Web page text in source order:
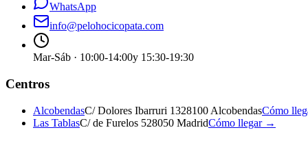
WhatsApp
info@pelohocicopata.com
Mar-Sáb · 10:00-14:00y 15:30-19:30
Centros
AlcobendasC/ Dolores Ibarruri 1328100 AlcobendasCómo
Las TablasC/ de Furelos 528050 MadridCómo llegar →